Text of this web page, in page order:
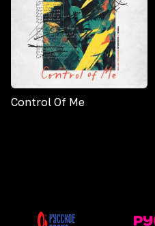
Control Of Me